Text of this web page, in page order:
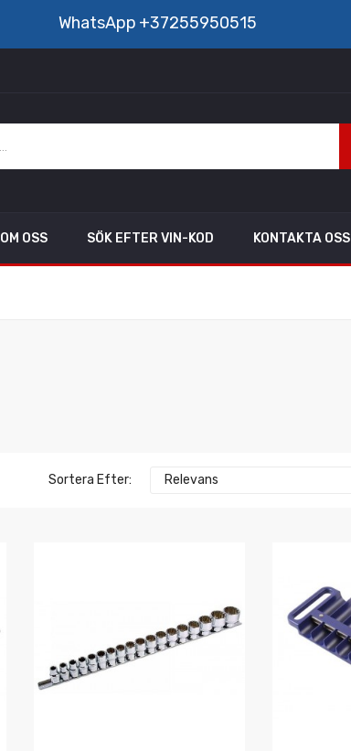
WhatsApp +37255950515
OM OSS SÖK EFTER VIN-KOD KONTAKTA OSS
Sortera Efter: Relevans